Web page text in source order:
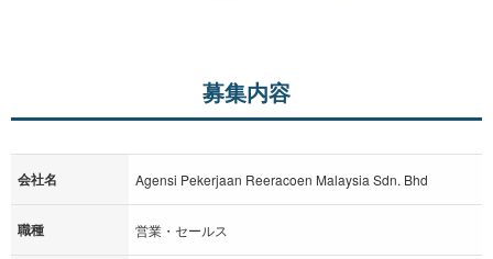
募集内容
会社名 Agensi Pekerjaan Reeracoen Malaysia Sdn. Bhd
職種 営業・セールス